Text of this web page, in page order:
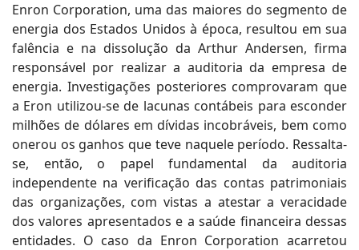
Enron Corporation, uma das maiores do segmento de
energia dos Estados Unidos à época, resultou em sua
falência e na dissolução da Arthur Andersen, firma
responsável por realizar a auditoria da empresa de
energia. Investigações posteriores comprovaram que
a Eron utilizou-se de lacunas contábeis para esconder
milhões de dólares em dívidas incobráveis, bem como
onerou os ganhos que teve naquele período. Ressalta-
se, então, o papel fundamental da auditoria
independente na verificação das contas patrimoniais
das organizações, com vistas a atestar a veracidade
dos valores apresentados e a saúde financeira dessas
entidades. O caso da Enron Corporation acarretou